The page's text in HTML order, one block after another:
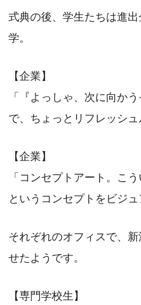
式典の後、学生たちは進
学。
【企業】
「『よっしゃ、次に向か
で、ちょっとリフレッシュ
【企業】
「コンセプトアート。こ
というコンセプトをビジュ
それぞれのオフィスで、
せたようです。
【専門学校生】